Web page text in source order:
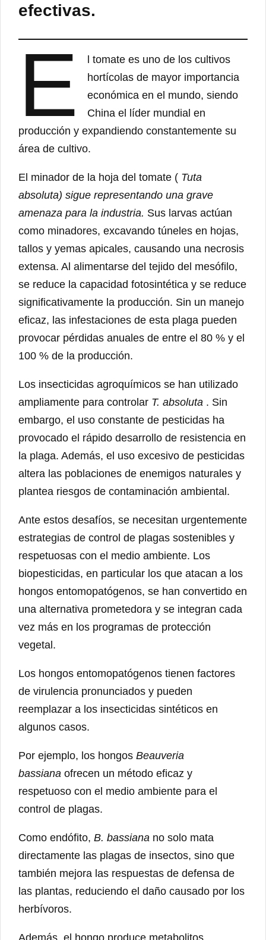
efectivas.
E
l tomate es uno de los cultivos
hortícolas de mayor importancia
económica en el mundo, siendo
China el líder mundial en
producción y expandiendo constantemente su
área de cultivo.
El minador de la hoja del tomate ( Tuta
absoluta) sigue representando una grave
amenaza para la industria. Sus larvas actúan
como minadores, excavando túneles en hojas,
tallos y yemas apicales, causando una necrosis
extensa. Al alimentarse del tejido del mesófilo,
se reduce la capacidad fotosintética y se reduce
significativamente la producción. Sin un manejo
eficaz, las infestaciones de esta plaga pueden
provocar pérdidas anuales de entre el 80 % y el
100 % de la producción.
Los insecticidas agroquímicos se han utilizado
ampliamente para controlar T. absoluta . Sin
embargo, el uso constante de pesticidas ha
provocado el rápido desarrollo de resistencia en
la plaga. Además, el uso excesivo de pesticidas
altera las poblaciones de enemigos naturales y
plantea riesgos de contaminación ambiental.
Ante estos desafíos, se necesitan urgentemente
estrategias de control de plagas sostenibles y
respetuosas con el medio ambiente. Los
biopesticidas, en particular los que atacan a los
hongos entomopatógenos, se han convertido en
una alternativa prometedora y se integran cada
vez más en los programas de protección
vegetal.
Los hongos entomopatógenos tienen factores
de virulencia pronunciados y pueden
reemplazar a los insecticidas sintéticos en
algunos casos.
Por ejemplo, los hongos Beauveria
bassiana ofrecen un método eficaz y
respetuoso con el medio ambiente para el
control de plagas.
Como endófito, B. bassiana no solo mata
directamente las plagas de insectos, sino que
también mejora las respuestas de defensa de
las plantas, reduciendo el daño causado por los
herbívoros.
Además, el hongo produce metabolitos